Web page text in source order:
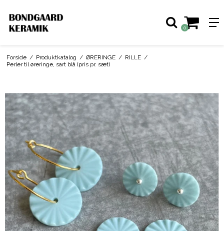
0
Forside / Produktkatalog / ØRERINGE / RILLE /
Perler til øreringe, sart blå (pris pr. sæt)